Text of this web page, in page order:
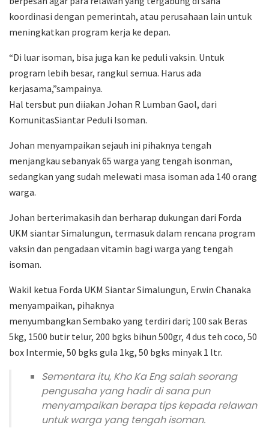
koordinasi dengan pemerintah, atau perusahaan lain untuk
meningkatkan program kerja ke depan.
“Di luar isoman, bisa juga kan ke peduli vaksin. Untuk
program lebih besar, rangkul semua. Harus ada
kerjasama,”sampainya.
Hal tersbut pun diiakan Johan R Lumban Gaol, dari
KomunitasSiantar Peduli Isoman.
Johan menyampaikan sejauh ini pihaknya tengah
menjangkau sebanyak 65 warga yang tengah isonman,
sedangkan yang sudah melewati masa isoman ada 140 orang
warga.
Johan berterimakasih dan berharap dukungan dari Forda
UKM siantar Simalungun, termasuk dalam rencana program
vaksin dan pengadaan vitamin bagi warga yang tengah
isoman.
Wakil ketua Forda UKM Siantar Simalungun, Erwin Chanaka
menyampaikan, pihaknya
menyumbangkan Sembako yang terdiri dari; 100 sak Beras
5kg, 1500 butir telur, 200 bgks bihun 500gr, 4 dus teh coco, 50
box Intermie, 50 bgks gula 1kg, 50 bgks minyak 1 ltr.
Sementara itu, Kho Ka Eng salah seorang
pengusaha yang hadir di sana pun
menyampaikan berapa tips kepada relawan
untuk warga yang tengah isoman.